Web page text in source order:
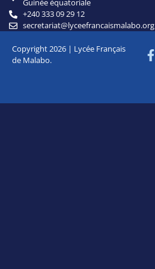
Guinée équatoriale
+240 333 09 29 12
secretariat@lyceefrancaismalabo.org
Copyright 2026 | Lycée Français
de Malabo.